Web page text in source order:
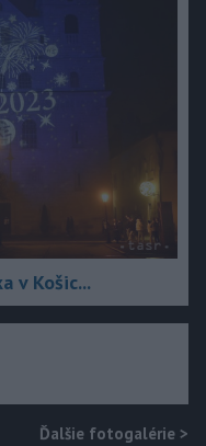
v Košic...
Ďalšie fotogalérie >